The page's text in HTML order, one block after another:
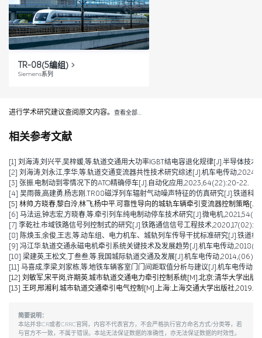
TR-08(5编组)
Siemens系列
进行学术研究建议查阅原文内容。 查看全部…
相关参考文献
[1] 刘海涛,刘兴平,吴梓媛,等.轨道交通用大功率IGBT结电容退化规律[J].半导体技
[2] 刘海涛,刘永江,李华,等.轨道交通变流器共性技术研究综述[J].机车电传动
[3] 张振.电制动到零情况下的ATO精确停车[J].自动化应用,2023,64(22):20-22.
[4] 吴雨薇,高建勇,杨志刚.TR08磁浮列车辐射气动噪声特征的仿真研究[J].铁道科
[5] 林帅,方晓春,黎白泠,林飞,杨中平.可靠性导向的城轨车辆牵引变流器控制策略
[6] 马法运,钟志宏,方晓春,等.牵引列车纯电制动停车技术研究[J].微电机
[7] 李乾社.市域铁路信号列控制式的研究[J].铁路通信信号工程技术
[8] 陈焕玉,余俊,王志,等.动车组、电力机车、城轨列车传导干扰标准研究[J].铁道
[9] 冯江华.轨道交通永磁电机牵引系统关键技术及发展趋势[J].机车电传动
[10] 梁建英,王松文,丁叁叁,等.我国城际轨道交通及发展[J].机车电传动
[11] 马喜成,李梁,刘家栋,等.地铁车辆客室门门间距取值分析与建议[J].机车电传动
[12] 刘敏军,宋平岗,许期英.城市轨道交通电力牵引控制系统[M].北京:清华大学出版
[13] 王珂,邢湘利.城市轨道交通牵引电气控制[M].上海:上海交通大学出版社,2019.
简要说明：
本站并非CR或者CRRC官网，内容不代表官方，不会严格执行官方命名方式/分类等，若
与官方不一致，不属于错误。本站无法保证数据的准确性，亦无法保证数据的时效性。